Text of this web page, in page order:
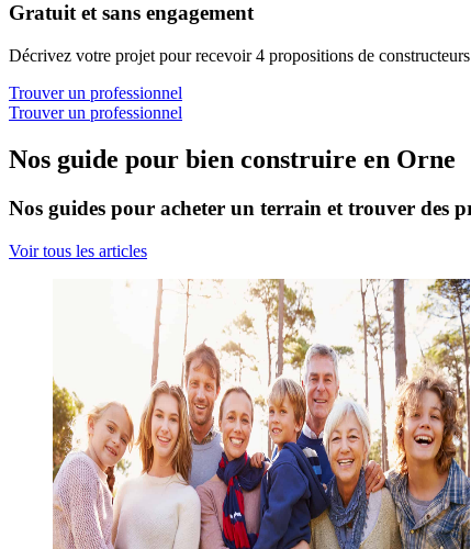
Gratuit et sans engagement
Décrivez votre projet pour recevoir 4 propositions de
Trouver un professionnel
Trouver un professionnel
Nos guide pour bien construire en Orne
Nos guides pour acheter un terrain et trouver des
Voir tous les articles